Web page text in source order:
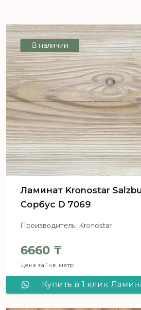
В наличии
Ламинат Kronostar
Сорбус D 7069
Производитель: Kronostar
6660 ₸
Цена за 1 кв. метр
Купить в 1 клик